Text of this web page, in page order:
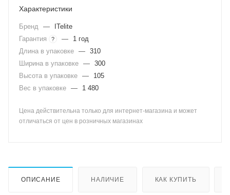
Характеристики
Бренд —
ITelite
Гарантия
? —
1 год
Длина в упаковке — 310
Ширина в упаковке — 300
Высота в упаковке —
105
Вес в упаковке — 1 480
Цена действительна только для интернет-магазина и может
отличаться от цен в розничных магазинах
ОПИСАНИЕ НАЛИЧИЕ КАК КУПИТЬ